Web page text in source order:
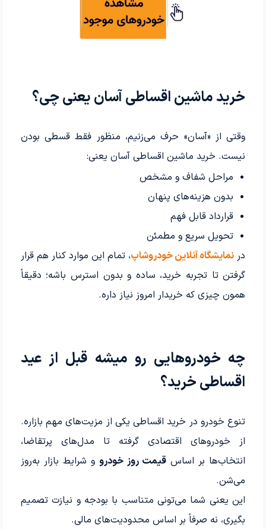
خرید ماشین اقساطی آسان یعنی چی؟
وقتی از «آسان» حرف می‌زنیم، منظور فقط قسطی بودن
نیست. خرید ماشین اقساطی آسان یعنی:
مراحل شفاف و مشخص
بدون هزینه‌های پنهان
قرارداد قابل فهم
تحویل سریع و مطمئن
در نمایشگاه آنلاین خودروشاپ، تمام این موارد کنار هم قرار
گرفتن تا تجربه خرید، ساده و بدون استرس باشه؛ دقیقاً
همون چیزی که خریدار امروز نیاز داره.
چه خودروهایی رو میشه قبل از عید
اقساطی خرید؟
تنوع خودرو در خرید اقساطی یکی از مزیت‌های مهم بازاره.
از خودروهای اقتصادی گرفته تا مدل‌های پرتقاضا،
انتخاب‌ها بر اساسقیمت روز خودرو و شرایط بازار به‌روز
می‌شن.
این یعنی شما می‌تونی متناسب با بودجه و نیازت تصمیم
بگیری، نه صرفاً بر اساس محدودیت‌های مالی.